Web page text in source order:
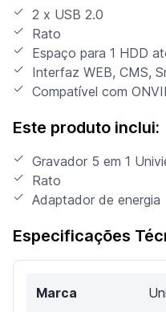
2 x USB 2.0
Rato
Espaço para 1 HDD
Interfaz WEB, CMS,
Compatível com
Este produto inclui:
Gravador 5 em 1
Rato
Adaptador de energia
Especificações
Marca